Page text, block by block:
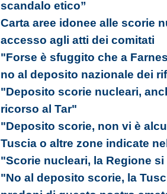
scandalo etico”
Carta aree idonee alle scorie
accesso agli atti dei comitati
"Forse è sfuggito che a
no al deposito nazionale dei
"Deposito scorie nucleari,
ricorso al Tar"
"Deposito scorie, non vi è
Tuscia o altre zone indicate
"Scorie nucleari, la Regione
"No al deposito scorie, la